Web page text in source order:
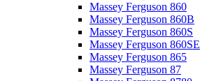
Massey Ferguson 860
Massey Ferguson 860B
Massey Ferguson 860S
Massey Ferguson 860SE
Massey Ferguson 865
Massey Ferguson 87